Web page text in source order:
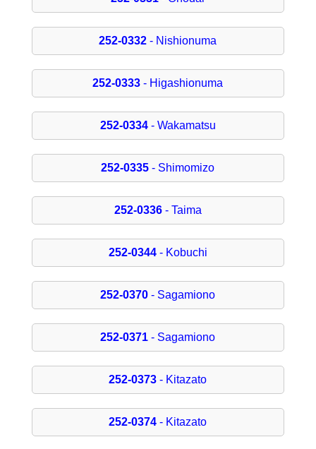
252-0332 - Nishionuma
252-0333 - Higashionuma
252-0334- Wakamatsu
252-0335 - Shimomizo
252-0336- Taima
252-0344- Kobuchi
252-0370 - Sagamiono
252-0371 - Sagamiono
252-0373 - Kitazato
252-0374 - Kitazato